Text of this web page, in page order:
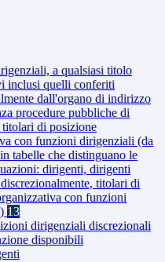
a qualsiasi titolo
inclusi quelli conferiti
dall'organo di indirizzo
procedure pubbliche di
titolari di posizione
con funzioni dirigenziali (da
tabelle che distinguano le
dirigenti, dirigenti
titolari di
con funzioni
13
dirigenziali discrezionali
disponibili